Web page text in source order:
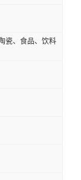
瓷、食品、饮料